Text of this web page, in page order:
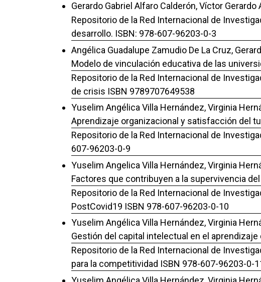
Gerardo Gabriel Alfaro Calderón, Víctor Gerardo
Repositorio de la Red Internacional de
desarrollo. ISBN: 978-607-96203-0-3
Angélica Guadalupe Zamudio De La Cruz,
Modelo de vinculación educativa de las
Repositorio de la Red Internacional de
de crisis ISBN 9789707649538
Yuselim Angélica Villa Hernández, Virginia
Aprendizaje organizacional y satisfacción del
Repositorio de la Red Internacional de
607-96203-0-9
Yuselim Angelica Villa Hernández, Virginia
Factores que contribuyen a la supervivencia
Repositorio de la Red Internacional de
PostCovid19 ISBN 978-607-96203-0-10
Yuselim Angélica Villa Hernández, Virginia
Gestión del capital intelectual en el
Repositorio de la Red Internacional de
para la competitividad ISBN 978-607-96203-0-